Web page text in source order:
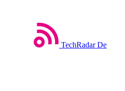
TechRadar De